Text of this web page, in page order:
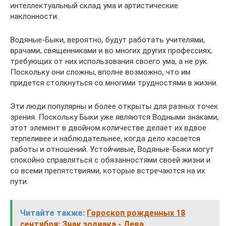
интеллектуальный склад ума и артистические
наклонности.
Водяные-Быки, вероятно, будут работать учителями,
врачами, священниками и во многих других профессиях,
требующих от них использования своего ума, а не рук.
Поскольку они сложны, вполне возможно, что им
придется столкнуться со многими трудностями в жизни.
Эти люди популярны и более открыты для разных точек
зрения. Поскольку Быки уже являются Водными знаками,
этот элемент в двойном количестве делает их вдвое
терпеливее и наблюдательнее, когда дело касается
работы и отношений. Устойчивые, Водяные-Быки могут
спокойно справляться с обязанностями своей жизни и
со всеми препятствиями, которые встречаются на их
пути.
Читайте также: Гороскоп рожденных 18